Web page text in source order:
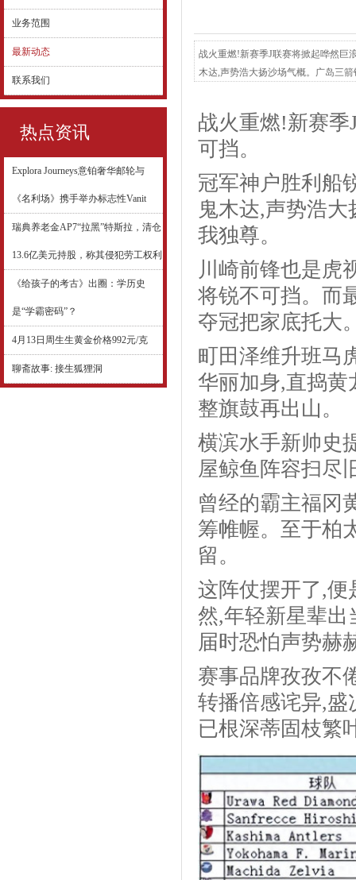
业务范围
最新动态
联系我们
热点资讯
Explora Journeys意铂奢华邮轮与
《名利场》携手举办标志性Vanit
瑞典养老金AP7“拉黑”特斯拉，清仓
13.6亿美元持股，称其侵犯劳工权利
《给孩子的考古》出圈：学历史
是“学霸密码”？
4月13日周生生黄金价格992元/克
聊斋故事: 接生狐狸洞
战火重燃!新赛季J联赛将掀起哗然巨
木达,声势浩大扬沙场气概。广岛三
斥。...
战火重燃!新赛
可挡。
冠军神户胜利船
鬼木达,声势浩
我独尊。
川崎前锋也是虎
将锐不可挡。而
夺冠把家底托大
町田泽维升班马
华丽加身,直捣黄
整旗鼓再出山。
横滨水手新帅史
屋鲸鱼阵容扫尽
曾经的霸主福冈
筹帷幄。至于柏
留。
这阵仗摆开了,便
然,年轻新星辈出
届时恐怕声势赫
赛事品牌孜孜不
转播倍感诧异,盛
已根深蒂固枝繁